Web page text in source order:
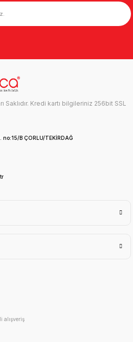
Saklıdır. Kredi kartı bilgileriniz 256bit SSL
no:15/B ÇORLU/TEKİRDAĞ
alışveriş